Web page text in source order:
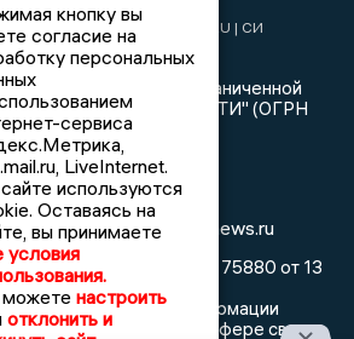
2019 © VORONEZHNEWS.RU | СИ
«Воронежские новости»
Общество с ограниченной
"РЕГИОНАЛЬНЫЕ НОВОСТИ" (ОГРН
А.А.
(473) 262 77 92
info@voronezhnews.ru
серия Эл № ФС 77 - 75880 от 13
выписке из реестра
средств массовой информации
службой по надзору в сфере связи,
кнопку вы
согласие на
персональных
сервиса
LiveInternet.
используются
Оставаясь на
вы принимаете
условия
настроить
отклонить и